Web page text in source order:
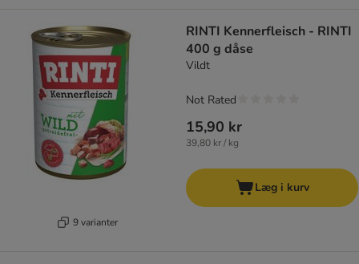
9 varianter
RINTI Kennerfleisch - RINTI
400 g dåse
Vildt
15,90 kr
39,80 kr / kg
Not Rated
Læg i kurv